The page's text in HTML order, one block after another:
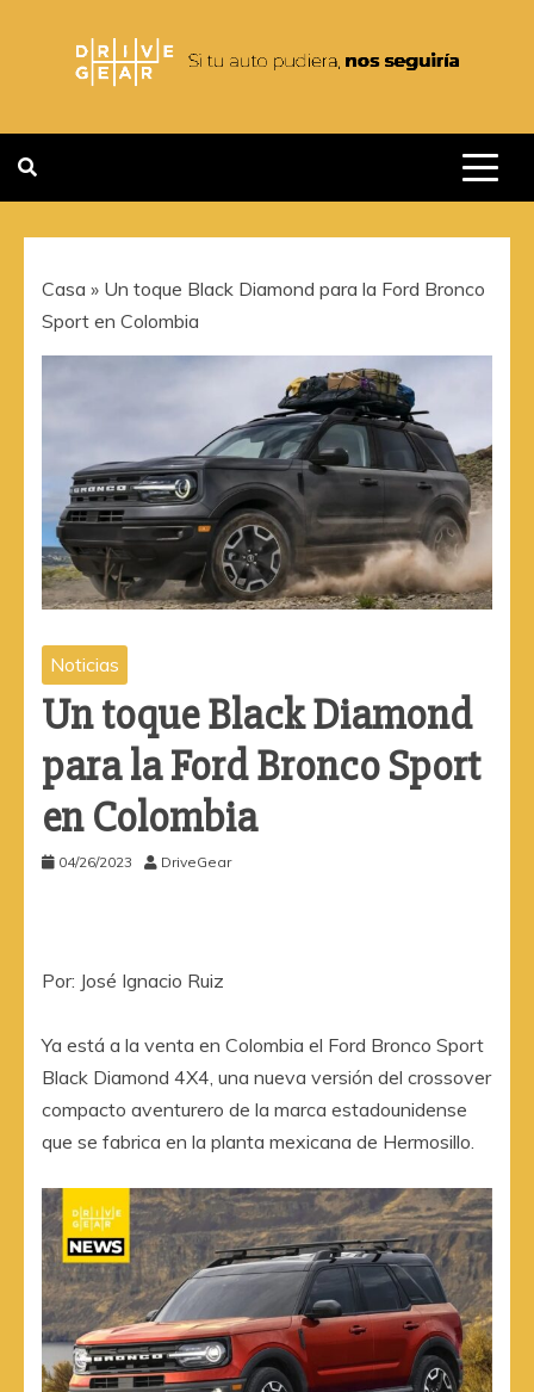
contenido
DRIVEGEAR
Casa » Un toque Black Diamond para la Ford Bronco
Sport en Colombia
Noticias
Un toque Black Diamond
para la Ford Bronco Sport
en Colombia
04/26/2023 DriveGear
Por: José Ignacio Ruiz
Ya está a la venta en Colombia el Ford Bronco Sport
Black Diamond 4X4, una nueva versión del crossover
compacto aventurero de la marca estadounidense
que se fabrica en la planta mexicana de Hermosillo.